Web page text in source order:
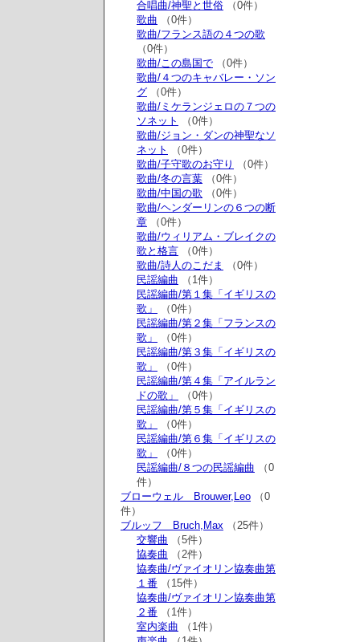
合唱曲/神聖と世俗 （0件）
歌曲 （0件）
歌曲/フランス語の４つの歌
（0件）
歌曲/この島国で （0件）
歌曲/４つのキャバレー・ソン
グ （0件）
歌曲/ミケランジェロの７つの
ソネット
（0件）
歌曲/ジョン・ダンの神聖なソ
ネット
（0件）
歌曲/子守歌のお守り
（0件）
歌曲/冬の言葉 （0件）
歌曲/中国の歌 （0件）
歌曲/ヘンダーリンの６つの断
章 （0件）
歌曲/ウィリアム・ブレイクの
歌と格言 （0件）
歌曲/詩人のこだま
（0件）
民謡編曲 （1件）
民謡編曲/第１集「イギリスの
歌」
（0件）
民謡編曲/第２集「フランスの
歌」
（0件）
民謡編曲/第３集「イギリスの
歌」
（0件）
民謡編曲/第４集「アイルラン
ドの歌」
（0件）
民謡編曲/第５集「イギリスの
歌」
（0件）
民謡編曲/第６集「イギリスの
歌」
（0件）
民謡編曲/８つの民謡編曲 （0
件）
ブローウェル Brouwer,Leo （0
件）
ブルッフ Bruch,Max （25件）
交響曲 （5件）
協奏曲 （2件）
協奏曲/ヴァイオリン協奏曲第
１番 （15件）
協奏曲/ヴァイオリン協奏曲第
２番 （1件）
室内楽曲 （1件）